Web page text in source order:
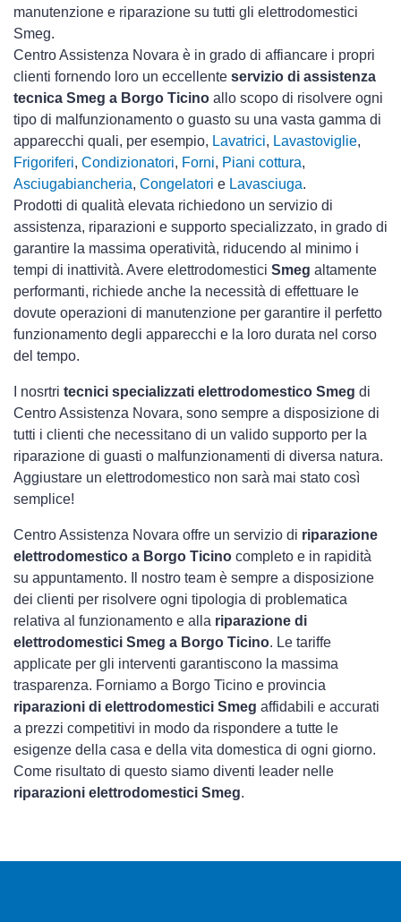
manutenzione e riparazione su tutti gli elettrodomestici
Smeg.
Centro Assistenza Novara è in grado di affiancare i propri
clienti fornendo loro un eccellente servizio di assistenza
tecnica Smeg a Borgo Ticino allo scopo di risolvere ogni
tipo di malfunzionamento o guasto su una vasta gamma di
apparecchi quali, per esempio, Lavatrici, Lavastoviglie,
Frigoriferi, Condizionatori, Forni, Piani cottura,
Asciugabiancheria, Congelatori e Lavasciuga.
Prodotti di qualità elevata richiedono un servizio di
assistenza, riparazioni e supporto specializzato, in grado di
garantire la massima operatività, riducendo al minimo i
tempi di inattività. Avere elettrodomestici Smeg altamente
performanti, richiede anche la necessità di effettuare le
dovute operazioni di manutenzione per garantire il perfetto
funzionamento degli apparecchi e la loro durata nel corso
del tempo.
I nosrtri tecnici specializzati elettrodomestico Smeg di
Centro Assistenza Novara, sono sempre a disposizione di
tutti i clienti che necessitano di un valido supporto per la
riparazione di guasti o malfunzionamenti di diversa natura.
Aggiustare un elettrodomestico non sarà mai stato così
semplice!
Centro Assistenza Novara offre un servizio di riparazione
elettrodomestico a Borgo Ticino completo e in rapidità
su appuntamento. Il nostro team è sempre a disposizione
dei clienti per risolvere ogni tipologia di problematica
relativa al funzionamento e alla riparazione di
elettrodomestici Smeg a Borgo Ticino. Le tariffe
applicate per gli interventi garantiscono la massima
trasparenza. Forniamo a Borgo Ticino e provincia
riparazioni di elettrodomestici Smeg affidabili e accurati
a prezzi competitivi in modo da rispondere a tutte le
esigenze della casa e della vita domestica di ogni giorno.
Come risultato di questo siamo diventi leader nelle
riparazioni elettrodomestici Smeg.